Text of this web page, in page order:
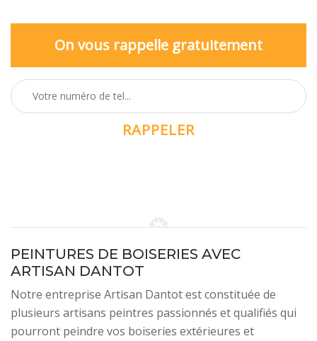
On vous rappelle gratuitement
PEINTURES DE BOISERIES AVEC
ARTISAN DANTOT
Notre entreprise Artisan Dantot est constituée de
plusieurs artisans peintres passionnés et qualifiés qui
pourront peindre vos boiseries extérieures et